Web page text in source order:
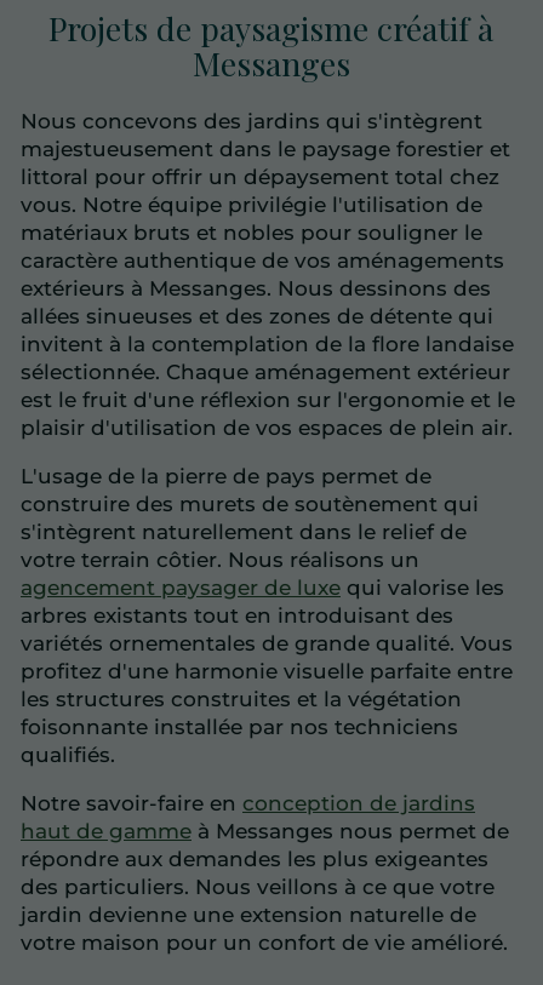
Projets de paysagisme créatif à
Messanges
Nous concevons des jardins qui s'intègrent
majestueusement dans le paysage forestier et
littoral pour offrir un dépaysement total chez
vous. Notre équipe privilégie l'utilisation de
matériaux bruts et nobles pour souligner le
caractère authentique de vos aménagements
extérieurs à Messanges. Nous dessinons des
allées sinueuses et des zones de détente qui
invitent à la contemplation de la flore landaise
sélectionnée. Chaque aménagement extérieur
est le fruit d'une réflexion sur l'ergonomie et le
plaisir d'utilisation de vos espaces de plein air.
L'usage de la pierre de pays permet de
construire des murets de soutènement qui
s'intègrent naturellement dans le relief de
votre terrain côtier. Nous réalisons un
agencement paysager de luxe qui valorise les
arbres existants tout en introduisant des
variétés ornementales de grande qualité. Vous
profitez d'une harmonie visuelle parfaite entre
les structures construites et la végétation
foisonnante installée par nos techniciens
qualifiés.
Notre savoir-faire en conception de jardins
haut de gamme à Messanges nous permet de
répondre aux demandes les plus exigeantes
des particuliers. Nous veillons à ce que votre
jardin devienne une extension naturelle de
votre maison pour un confort de vie amélioré.